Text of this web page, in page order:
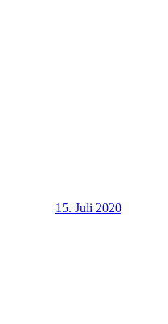
15. Juli 2020